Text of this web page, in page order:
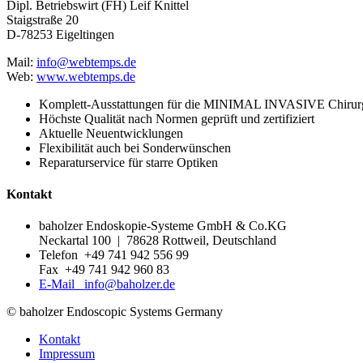
Dipl. Betriebswirt (FH) Leif Knittel
Staigstraße 20
D-78253 Eigeltingen
Mail: info@webtemps.de
Web: www.webtemps.de
Komplett-Ausstattungen für die MINIMAL INVASIVE
Höchste Qualität nach Normen geprüft und zertifiziert
Aktuelle Neuentwicklungen
Flexibilität auch bei Sonderwünschen
Reparaturservice für starre Optiken
Kontakt
baholzer Endoskopie-Systeme GmbH & Co.KG
Neckartal 100 | 78628 Rottweil, Deutschland
Telefon +49 741 942 556 99
Fax +49 741 942 960 83
E-Mail info@baholzer.de
© baholzer Endoscopic Systems Germany
Kontakt
Impressum